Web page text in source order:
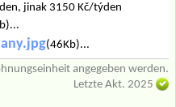
jinak 3150 Kč/týden
(46Kb)...
angegeben werden.
Letzte Akt. 2025